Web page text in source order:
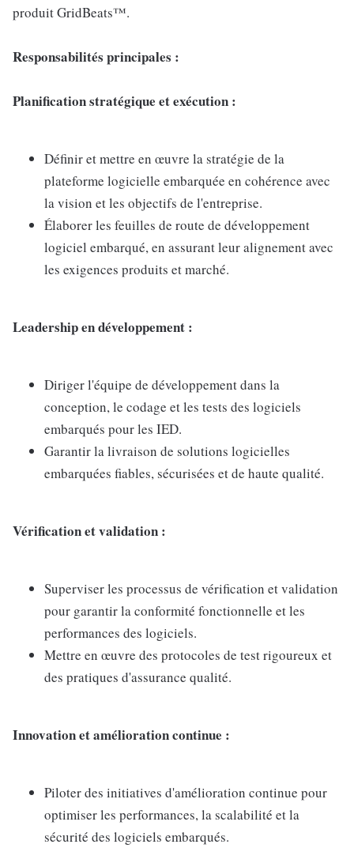
produit GridBeats™.
Responsabilités principales :
Planification stratégique et exécution :
Définir et mettre en œuvre la stratégie de la
plateforme logicielle embarquée en cohérence avec
la vision et les objectifs de l'entreprise.
Élaborer les feuilles de route de développement
logiciel embarqué, en assurant leur alignement avec
les exigences produits et marché.
Leadership en développement :
Diriger l'équipe de développement dans la
conception, le codage et les tests des logiciels
embarqués pour les IED.
Garantir la livraison de solutions logicielles
embarquées fiables, sécurisées et de haute qualité.
Vérification et validation :
Superviser les processus de vérification et validation
pour garantir la conformité fonctionnelle et les
performances des logiciels.
Mettre en œuvre des protocoles de test rigoureux et
des pratiques d'assurance qualité.
Innovation et amélioration continue :
Piloter des initiatives d'amélioration continue pour
optimiser les performances, la scalabilité et la
sécurité des logiciels embarqués.